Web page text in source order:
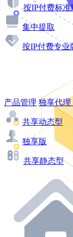
按IP付费标准
集中提取
按IP付费专业
产品管理 独享代理
共享动态型
独享版
共享静态型